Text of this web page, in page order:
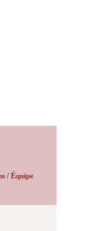
/ Équipe